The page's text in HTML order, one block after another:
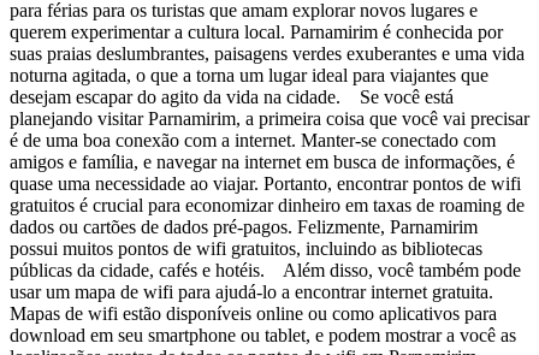
para férias para os turistas que amam explorar novos lugares e
querem experimentar a cultura local. Parnamirim é conhecida por
suas praias deslumbrantes, paisagens verdes exuberantes e uma vida
noturna agitada, o que a torna um lugar ideal para viajantes que
desejam escapar do agito da vida na cidade. Se você está
planejando visitar Parnamirim, a primeira coisa que você vai precisar
é de uma boa conexão com a internet. Manter-se conectado com
amigos e família, e navegar na internet em busca de informações, é
quase uma necessidade ao viajar. Portanto, encontrar pontos de wifi
gratuitos é crucial para economizar dinheiro em taxas de roaming de
dados ou cartões de dados pré-pagos. Felizmente, Parnamirim
possui muitos pontos de wifi gratuitos, incluindo as bibliotecas
públicas da cidade, cafés e hotéis. Além disso, você também pode
usar um mapa de wifi para ajudá-lo a encontrar internet gratuita.
Mapas de wifi estão disponíveis online ou como aplicativos para
download em seu smartphone ou tablet, e podem mostrar a você as